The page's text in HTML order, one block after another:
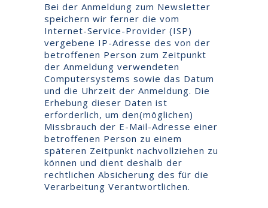
Bei der Anmeldung zum Newsletter
speichern wir ferner die vom
Internet-Service-Provider (ISP)
vergebene IP-Adresse des von der
betroffenen Person zum Zeitpunkt
der Anmeldung verwendeten
Computersystems sowie das Datum
und die Uhrzeit der Anmeldung. Die
Erhebung dieser Daten ist
erforderlich, um den(möglichen)
Missbrauch der E-Mail-Adresse einer
betroffenen Person zu einem
späteren Zeitpunkt nachvollziehen zu
können und dient deshalb der
rechtlichen Absicherung des für die
Verarbeitung Verantwortlichen.